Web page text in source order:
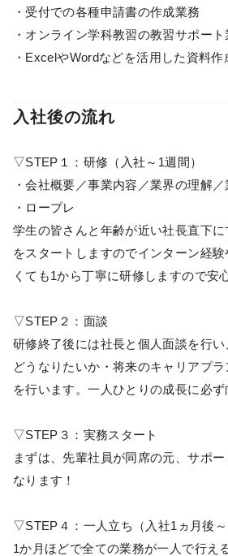
・受付での各種申請書の作成業務
・オンライン学科教習の教習サポート
・ExcelやWordなどを活用した資料作
入社後の流れ
▽STEP１：研修（入社～1週間）
・会社概要／事業内容／業界の理解
・ロープレ
学生の皆さんと年齢が近い社長直下
をスタートしますのでインターン経
くても1から丁寧に研修しますので安
▽STEP２：面談
研修終了後には社長と個人面談を行
どうなりたいか・将来のキャリアプ
を行います。一人ひとりの成長に必ず
▽STEP３：実務スタート
まずは、先輩社員が同席の元、サポ
なります！
▽STEP４：一人立ち（入社1ヵ月後～
1か月ほどで全ての業務が一人で行え